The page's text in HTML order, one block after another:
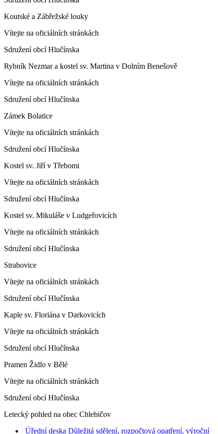
Koutské a Zábřežské louky
Vítejte na oficiálních stránkách
Sdružení obcí Hlučínska
Rybník Nezmar a kostel sv. Martina v Dolním Benešově
Vítejte na oficiálních stránkách
Sdružení obcí Hlučínska
Zámek Bolatice
Vítejte na oficiálních stránkách
Sdružení obcí Hlučínska
Kostel sv. Jiří v Třebomi
Vítejte na oficiálních stránkách
Sdružení obcí Hlučínska
Kostel sv. Mikuláše v Ludgeřovicích
Vítejte na oficiálních stránkách
Sdružení obcí Hlučínska
Strahovice
Vítejte na oficiálních stránkách
Sdružení obcí Hlučínska
Kaple sv. Floriána v Darkovicích
Vítejte na oficiálních stránkách
Sdružení obcí Hlučínska
Pramen Židlo v Bělé
Vítejte na oficiálních stránkách
Sdružení obcí Hlučínska
Letecký pohled na obec Chlebičov
Úřední deska Důležitá sdělení, rozpočtová opatření, výroční